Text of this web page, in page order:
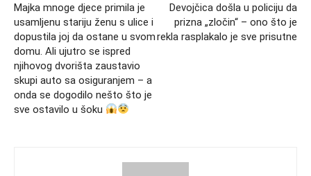
Majka mnoge djece primila je
usamljenu stariju ženu s ulice i
dopustila joj da ostane u svom
domu. Ali ujutro se ispred
njihovog dvorišta zaustavio
skupi auto sa osiguranjem – a
onda se dogodilo nešto što je
sve ostavilo u šoku
Devojčica došla u policiju da
prizna „zločin“ – ono što je
rekla rasplakalo je sve prisutne